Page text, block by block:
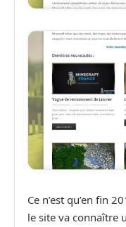
Ce n’est qu’en fin
le site va connaître